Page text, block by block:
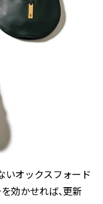
いオックスフォード
効かせれば、更新